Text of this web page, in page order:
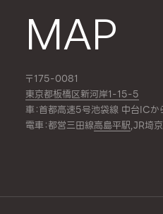
MAP
〒175-0081
東京都板橋区新河岸1-15-5
車：首都高速5号池袋線 中台IC
電車：都営三田線高島平駅,JR埼